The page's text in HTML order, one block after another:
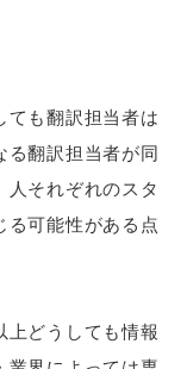
ても翻訳担当者は
る翻訳担当者が同
人それぞれのスタ
る可能性がある点
上どうしても情報